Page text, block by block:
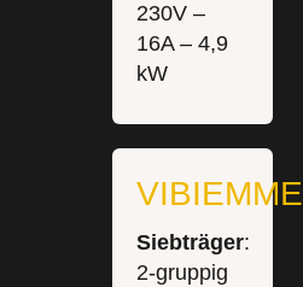
230V –
16A – 4,9
kW
VIBIEMME
Siebträger:
2-gruppig